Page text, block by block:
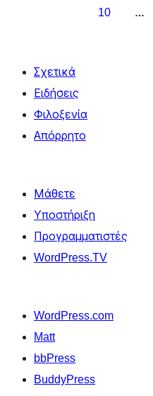
10 …
Σχετικά
Ειδήσεις
Φιλοξενία
Απόρρητο
Μάθετε
Υποστήριξη
Προγραμματιστές
WordPress.TV
WordPress.com
Matt
bbPress
BuddyPress